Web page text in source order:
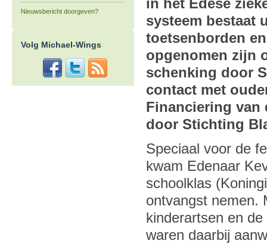
Nieuwsbericht doorgeven?
Volg Michael-Wings
systeem bestaat
toetsenborden
opgenomen zijn
schenking door
contact met
Financiering van
door Stichting
Speciaal voor de
kwam Edenaar
schoolklas
ontvangst nemen.
kinderartsen en
waren daarbij